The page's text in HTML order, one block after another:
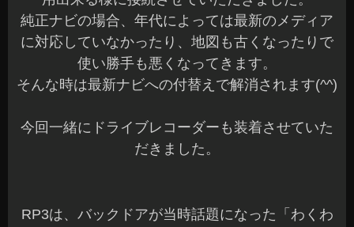
純正ナビの場合、年代によっては最新のメディア
に対応していなかったり、地図も古くなったりで
使い勝手も悪くなってきます。
そんな時は最新ナビへの付替えで解消されます(^^)
今回一緒にドライブレコーダーも装着させていた
だきました。
RP3は、バックドアが当時話題になった「わくわ